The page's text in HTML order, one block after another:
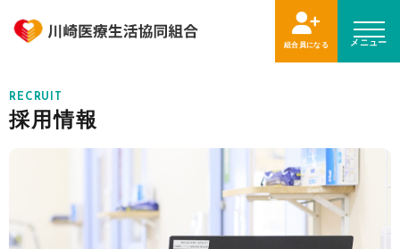
組合員になる メニュー
RECRUIT
採用情報